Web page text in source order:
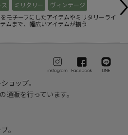
ミリタリー
ヴィンテージ
モチーフにしたアイテムやミリタリーライ
ムまで、幅広いアイテムが揃う
ョップ。
通販を行っています。
。